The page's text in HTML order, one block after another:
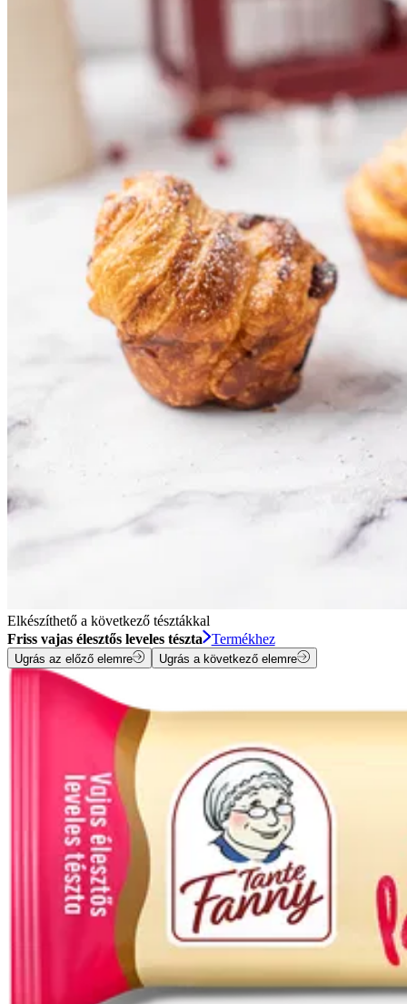
Elkészíthető a következő tésztákkal
Friss vajas élesztős leveles tészta
Termékhez
Ugrás az előző elemre Ugrás a következő elemre